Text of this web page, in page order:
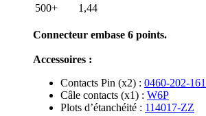
500+
1,44
Connecteur embase 6 points.
Accessoires :
Contacts Pin (x2) : 0460-202-
Câle contacts (x1) : W6P
Plots d’étanchéité : 114017-ZZ